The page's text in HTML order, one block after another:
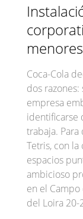
Coca-Cola
dos
empresa
identificarse
trabaja. Para
Tetris, con
espacios
ambicioso
en el
del Loira 20-